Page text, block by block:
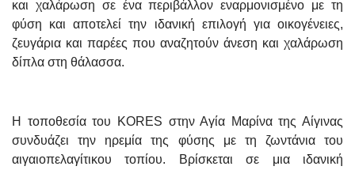
και χαλάρωση σε ένα περιβάλλον εναρμονισμένο με τη
φύση και αποτελεί την ιδανική επιλογή για οικογένειες,
ζευγάρια και παρέες που αναζητούν άνεση και χαλάρωση
δίπλα στη θάλασσα.
Η τοποθεσία του KORES στην Αγία Μαρίνα της Αίγινας
συνδυάζει την ηρεμία της φύσης με τη ζωντάνια του
αιγαιοπελαγίτικου τοπίου. Βρίσκεται σε μια ιδανική